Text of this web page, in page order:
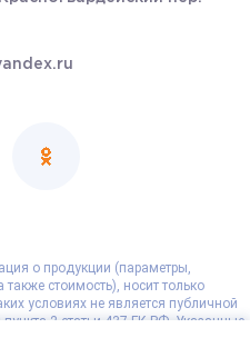
о продукции (параметры,
также стоимость), носит только
условиях не является публичной
2 статьи 437 ГК РФ. Указанные